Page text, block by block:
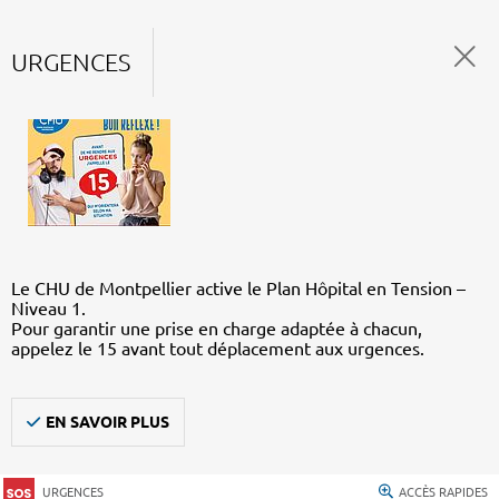
URGENCES
Le CHU de Montpellier active le Plan Hôpital en Tension –
Niveau 1.
Pour garantir une prise en charge adaptée à chacun,
appelez le 15 avant tout déplacement aux urgences.
EN SAVOIR PLUS
URGENCES ACCÈS RAPIDES